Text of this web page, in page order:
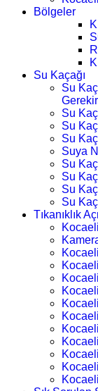
Bölgeler
Su Kaçağı
Su
Su
Su
Su
Suya
Su
Su
Su
Su
Tıkanıklık